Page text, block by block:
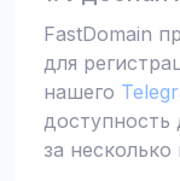
FastDomain
для
нашего
доступность
за несколько